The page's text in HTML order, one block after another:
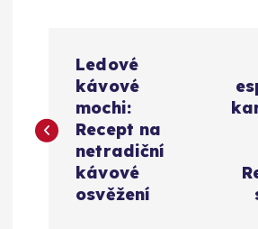
v
Ledové
kávové
mochi:
Recept na
netradiční
kávové
osvěžení